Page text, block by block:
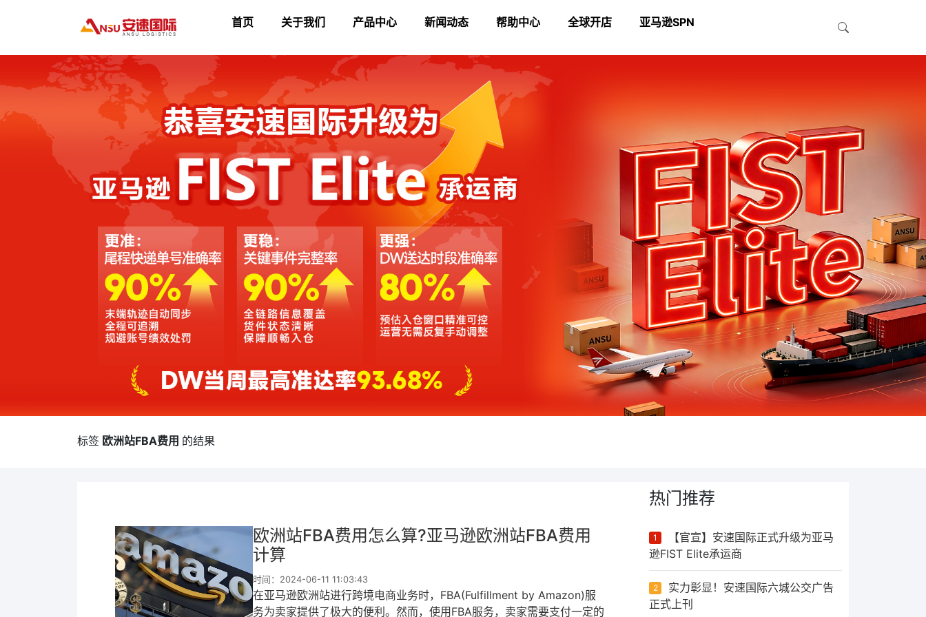
首页 关于我们 产品中心 新闻动态 帮助中心 全球开店 亚马逊SPN
标签 欧洲站FBA费用 的结果
欧洲站FBA费用怎么算?亚马逊欧洲站FBA费用
计算
时间：2024-06-11 11:03:43
在亚马逊欧洲站进行跨境电商业务时，FBA(Fulfillment by Amazon)服
务为卖家提供了极大的便利。然而，使用FBA服务，卖家需要支付一定的
热门推荐
1
【官宣】安速国际正式升级为亚马
逊FIST Elite承运商
2
实力彰显！安速国际六城公交广告
正式上刊